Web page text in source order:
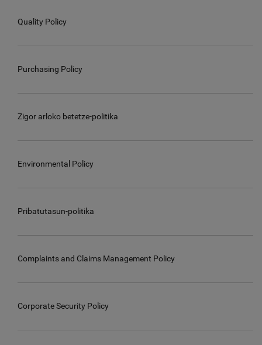
Quality Policy
Purchasing Policy
Zigor arloko betetze-politika
Environmental Policy
Pribatutasun-politika
Complaints and Claims Management Policy
Corporate Security Policy